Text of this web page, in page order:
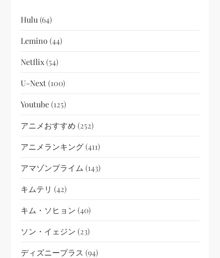
Hulu (64)
Lemino (44)
Netflix(54)
U-Next(100)
Youtube(125)
アニメおすすめ (252)
アニメランキング(411)
アマゾンプライム (143)
キムテリ (42)
キム・ソヒョン (40)
ソン・イェジン (23)
ディズニープラス (94)